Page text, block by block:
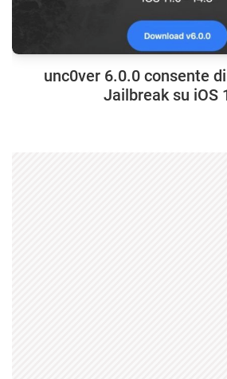
unc0ver 6.0.0 consente
Jailbreak su iOS